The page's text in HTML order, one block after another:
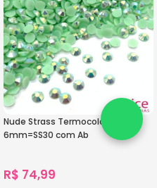
Nude Strass Termocolante
6mm=SS30 com Ab
R$ 74,99